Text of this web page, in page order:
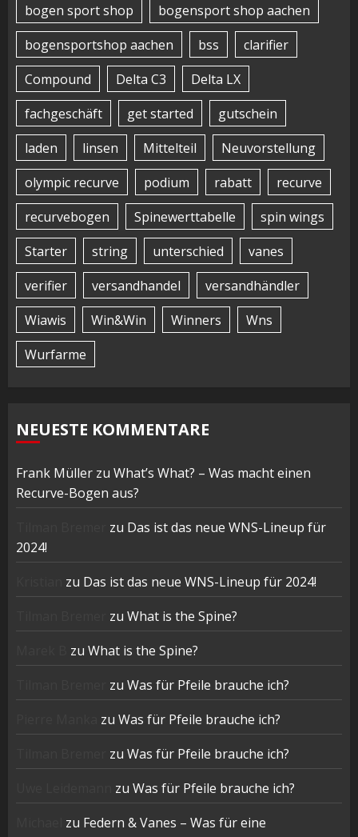
bogen sport shop
bogensport shop aachen
bogensportshop aachen
bss
clarifier
Compound
Delta C3
Delta LX
fachgeschäft
get started
gutschein
laden
linsen Mittelteil
Neuvorstellung
olympic recurve
podium rabatt
recurve
recurvebogen
Spinewerttabelle
spin wings
Starter
string unterschied
vanes
verifier
versandhandel
versandhändler
Wiawis
Win&Win Winners
Wns
Wurfarme
NEUESTE KOMMENTARE
Frank Müller zu What’s What? – Was macht einen
Recurve-Bogen aus?
zu Das ist das neue WNS-Lineup für
2024!
zu Das ist das neue WNS-Lineup für 2024!
zu What is the Spine?
zu What is the Spine?
zu Was für Pfeile brauche ich?
zu Was für Pfeile brauche ich?
zu Was für Pfeile brauche ich?
zu Was für Pfeile brauche ich?
zu Federn & Vanes – Was für eine